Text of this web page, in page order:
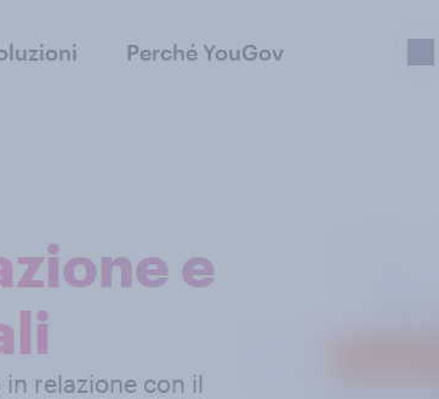
Perché YouGov
e
relazione con il